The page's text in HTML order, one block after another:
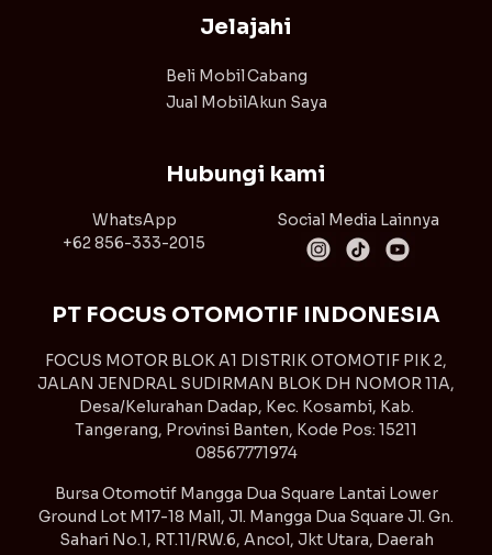
Jelajahi
Beli Mobil
Jual Mobil
Cabang
Akun Saya
Hubungi kami
WhatsApp
+62 856-333-2015
Social Media Lainnya
PT FOCUS OTOMOTIF INDONESIA
FOCUS MOTOR BLOK A1 DISTRIK OTOMOTIF PIK 2,
JALAN JENDRAL SUDIRMAN BLOK DH NOMOR 11A,
Desa/Kelurahan Dadap, Kec. Kosambi, Kab.
Tangerang, Provinsi Banten, Kode Pos: 15211
08567771974
Bursa Otomotif Mangga Dua Square Lantai Lower
Ground Lot M17-18 Mall, Jl. Mangga Dua Square Jl. Gn.
Sahari No.1, RT.11/RW.6, Ancol, Jkt Utara, Daerah